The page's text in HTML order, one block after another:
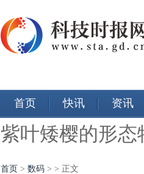
首页 快讯 资讯
紫叶矮樱的形态
首页 > 数码 > > 正文